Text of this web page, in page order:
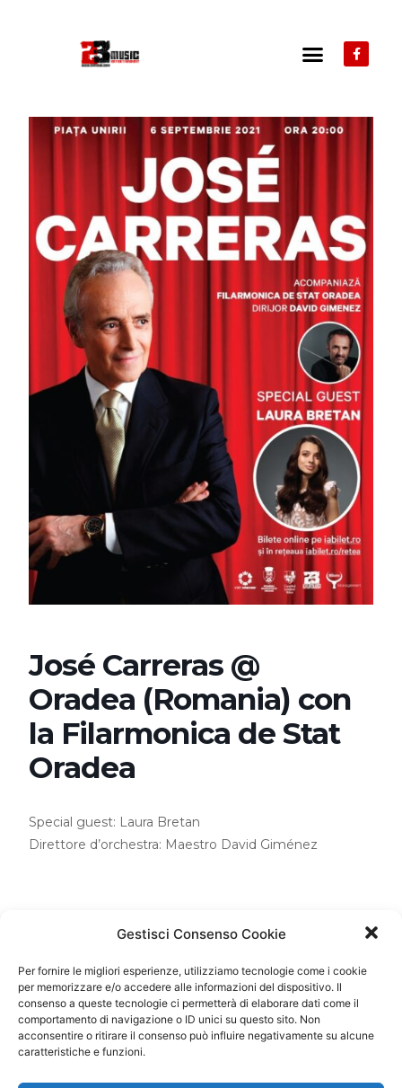
Gestisci Consenso Cookie
Per fornire le migliori esperienze, utilizziamo tecnologie come i cookie
per memorizzare e/o accedere alle informazioni del dispositivo. Il
consenso a queste tecnologie ci permetterà di elaborare dati come il
comportamento di navigazione o ID unici su questo sito. Non
acconsentire o ritirare il consenso può influire negativamente su alcune
caratteristiche e funzioni.
José Carreras @
Oradea (Romania) con
la Filarmonica de Stat
Oradea
Special guest: Laura Bretan
Direttore d’orchestra: Maestro David Giménez
06 Set 2021
Scaduto!
ORA
20:00 - 22:00